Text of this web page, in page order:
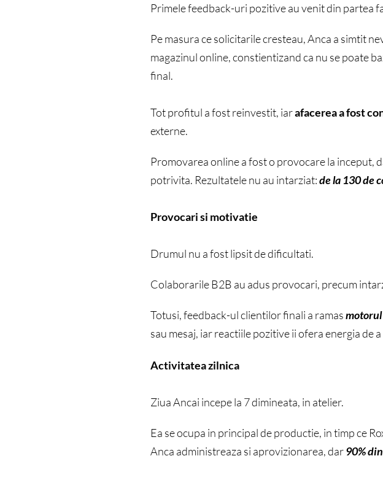
Primele feedback-uri pozitive au venit din partea
Pe masura ce solicitarile cresteau, Anca a simtit
magazinul online, constientizand ca nu se poate
final.
Tot profitul a fost reinvestit, iarafacerea a fost
externe.
Promovarea online a fost o provocare la inceput,
potrivita. Rezultatele nu au intarziat:de la 130 de
Provocari si motivatie
Drumul nu a fost lipsit de dificultati.
Colaborarile B2B au adus provocari, precum
Totusi, feedback-ul clientilor finali a ramas
sau mesaj, iar reactiile pozitive ii ofera energia de
Activitatea zilnica
Ziua Ancai incepe la 7 dimineata, in atelier.
Ea se ocupa in principal de productie, in timp ce
Anca administreaza si aprovizionarea, dar90%